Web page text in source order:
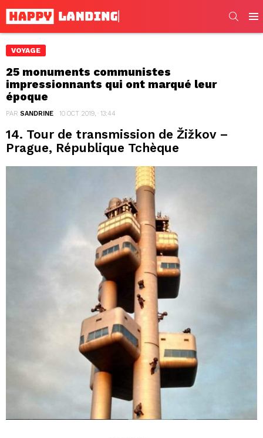
VOYAGE
25 monuments communistes
impressionnants qui ont marqué leur
époque
PAR SANDRINE 10 OCT 2019, · 13:44
14. Tour de transmission de Žižkov –
Prague, République Tchèque